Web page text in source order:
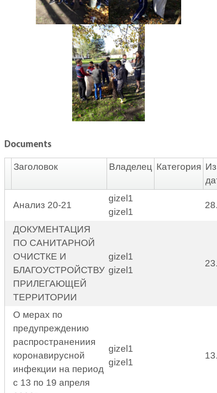
Documents
Заголовок Владелец Категория
Анализ 20-21
gizel1
gizel1
ДОКУМЕНТАЦИЯ
ПО САНИТАРНОЙ
ОЧИСТКЕ И
БЛАГОУСТРОЙСТВУ
ПРИЛЕГАЮЩЕЙ
ТЕРРИТОРИИ
gizel1
gizel1
О мерах по
предупреждению
распространениия
коронавирусной
инфекции на период
с 13 по 19 апреля
gizel1
gizel1